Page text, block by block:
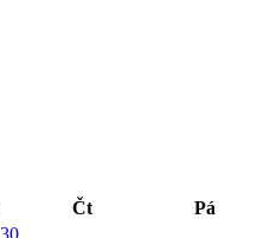
Čt
Pá